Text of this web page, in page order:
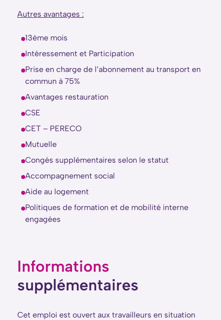
Autres avantages :
13ème mois
Intéressement et Participation
Prise en charge de l’abonnement au transport en
commun à 75%
Avantages restauration
CSE
CET – PERECO
Mutuelle
Congés supplémentaires selon le statut
Accompagnement social
Aide au logement
Politiques de formation et de mobilité interne
engagées
Informations
supplémentaires
Cet emploi est ouvert aux travailleurs en situation